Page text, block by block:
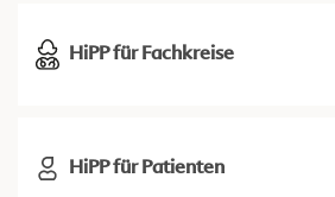
HiPP für Fachkreise
HiPP für Patienten